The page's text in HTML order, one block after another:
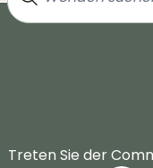
Treten Sie der